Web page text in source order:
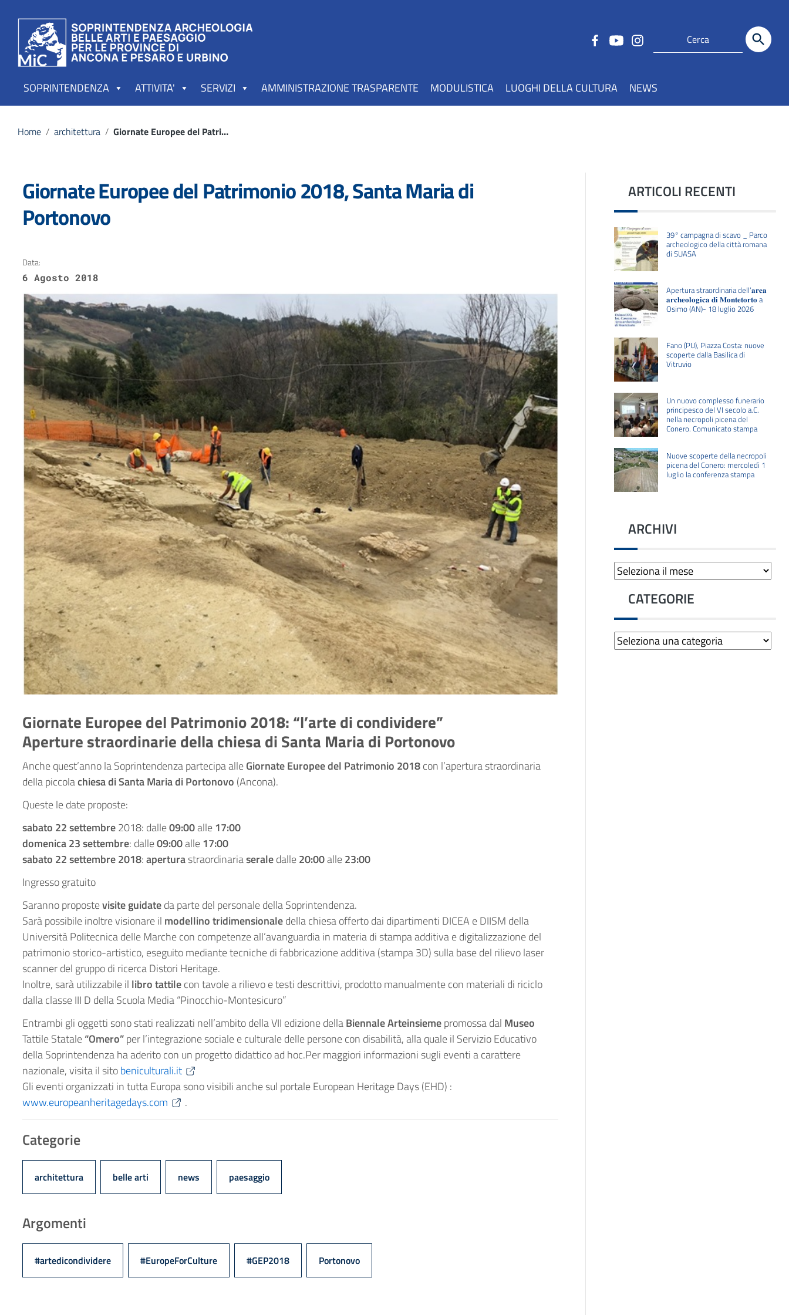
Vai al menu di navigazione
Vai al footer
SOPRINTENDENZA ATTIVITA' SERVIZI AMMINISTRAZIONE TRASPARENTE MODULISTICA LUOGHI DELLA CULTURA NEWS
Home / architettura / Giornate Europee del Patrimonio 2018, Santa Maria di Portonovo
Giornate Europee del Patrimonio 2018, Santa Maria di
Portonovo
Data:
6 Agosto 2018
Giornate Europee del Patrimonio 2018: “l’arte di condividere”
Aperture straordinarie della chiesa di Santa Maria di Portonovo
Anche quest’anno la Soprintendenza partecipa alleGiornate Europee del Patrimonio 2018con l’apertura straordinaria
della piccolachiesa di Santa Maria di Portonovo (Ancona).
Queste le date proposte:
sabato 22 settembre2018: dalle09:00alle17:00
domenica 23 settembre: dalle09:00alle17:00
sabato 22 settembre 2018:aperturastraordinariaseraledalle20:00alle23:00
Ingresso gratuito
Saranno propostevisite guidateda parte del personale della Soprintendenza.
Sarà possibile inoltre visionare il modellino tridimensionaledella chiesa offerto dai dipartimenti DICEA e DIISM della
Università Politecnica delle Marche con competenze all’avanguardia in materia di stampa additiva e digitalizzazione del
patrimonio storico-artistico, eseguito mediante tecniche di fabbricazione additiva (stampa 3D) sulla base del rilievo laser
scanner del gruppo di ricerca Distori Heritage.
Inoltre, sarà utilizzabile il libro tattilecon tavole a rilievo e testi descrittivi, prodotto manualmente con materiali di riciclo
dalla classe III D della Scuola Media “Pinocchio-Montesicuro”
Entrambi gli oggetti sono stati realizzati nell’ambito della VII edizione dellaBiennale Arteinsiemepromossa dal Museo
Tattile Statale“Omero”per l’integrazione sociale e culturale delle persone con disabilità, alla quale il Servizio Educativo
della Soprintendenza ha aderito con un progetto didattico ad hoc.Per maggiori informazioni sugli eventi a carattere
nazionale, visita il sitobeniculturali.it
Gli eventi organizzati in tutta Europa sono visibili anche sul portale European Heritage Days (EHD) :
www.europeanheritagedays.com
.
Categorie
architettura belle arti news paesaggio
Argomenti
#artedicondividere #EuropeForCulture #GEP2018 Portonovo
ARTICOLI RECENTI
39° campagna di scavo _ Parco
archeologico della città romana
di SUASA
Apertura straordinaria dell’𝐚𝐫𝐞𝐚
𝐚𝐫𝐜𝐡𝐞𝐨𝐥𝐨𝐠𝐢𝐜𝐚 𝐝𝐢 𝐌𝐨𝐧𝐭𝐞𝐭𝐨𝐫𝐭𝐨 a
Osimo (AN)- 18 luglio 2026
Fano (PU), Piazza Costa: nuove
scoperte dalla Basilica di
Vitruvio
Un nuovo complesso funerario
principesco del VI secolo a.C.
nella necropoli picena del
Conero. Comunicato stampa
Nuove scoperte della necropoli
picena del Conero: mercoledì 1
luglio la conferenza stampa
ARCHIVI
Archivi
CATEGORIE
Categorie